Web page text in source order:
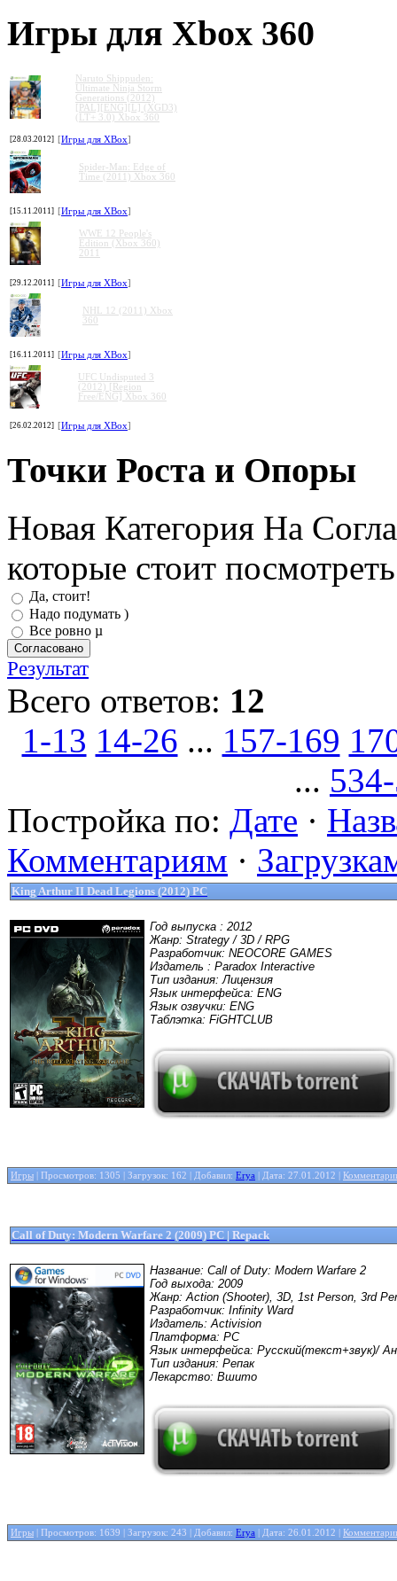
Игры для Xbox 360
Naruto Shippuden:
Ultimate Ninja Storm
Generations (2012)
[PAL][ENG][L] (XGD3)
(LT+ 3.0) Xbox 360
[28.03.2012] [Игры для XBox]
Spider-Man: Edge of
Time (2011) Xbox 360
[15.11.2011] [Игры для XBox]
WWE 12 People's
Edition (Xbox 360)
2011
[29.12.2011] [Игры для XBox]
NHL 12 (2011) Xbox
360
[16.11.2011] [Игры для XBox]
UFC Undisputed 3
(2012) [Region
Free/ENG] Xbox 360
[26.02.2012] [Игры для XBox]
Точки Роста и Опоры
Новая Категория На
которые стоит
Да, стоит!
Надо подумать )
Все ровно µ
Результат
Всего ответов: 12
1-13 14-26 ... 157-169
...
Постройка по: Дате ·
Комментариям ·
King Arthur II Dead Legions (2012) PC
Год выпуска : 2012
Жанр: Strategy / 3D / RPG
Разработчик: NEOCORE GAMES
Издатель : Paradox Interactive
Тип издания: Лицензия
Язык интерфейса: ENG
Язык озвучки: ENG
Таблэтка: FiGHTCLUB
Игры | Просмотров: 1305 | Загрузок: 162 | Добавил: Erya | Дата: 27.01.2012
Call of Duty: Modern Warfare 2 (2009) PC | Repack
Название: Call of Duty: Modern Warfare 2
Год выхода: 2009
Жанр: Action (Shooter), 3D, 1st Person, 3rd
Разработчик: Infinity Ward
Издатель: Activision
Платформа: PC
Язык интерфейса: Русский(текст+звук)/
Тип издания: Репак
Лекарство: Вшито
Игры | Просмотров: 1639 | Загрузок: 243 | Добавил: Erya | Дата: 26.01.2012